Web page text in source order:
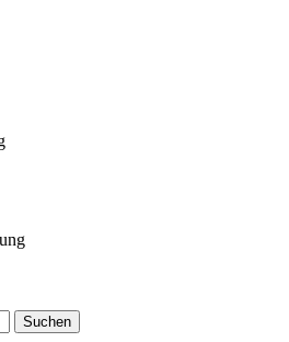
Suchen